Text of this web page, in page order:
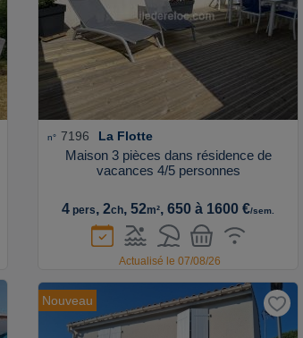
n° 7196 La Flotte
Maison 3 pièces dans résidence de
vacances 4/5 personnes
4 pers, 2ch, 52m², 650 à 1600 €/sem.
Actualisé le 07/08/26
Nouveau